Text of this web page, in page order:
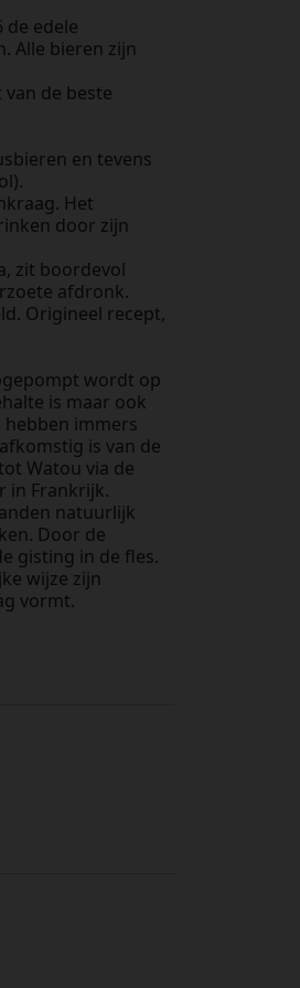
de edele
Alle bieren zijn
de beste
en tevens
Het
door zijn
zit boordevol
afdronk.
Origineel recept,
wordt op
is maar ook
immers
is van de
Watou via de
in Frankrijk.
natuurlijk
Door de
gisting in de fles.
wijze zijn
vormt.